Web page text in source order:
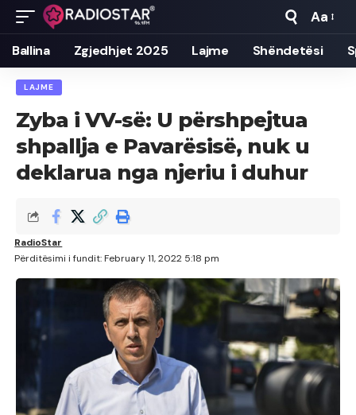
Font
Resizer
Aa
Ballina Zgjedhjet 2025 Lajme Shëndetësi
LAJME
Zyba i VV-së: U përshpejtua
shpallja e Pavarësisë, nuk u
deklarua nga njeriu i duhur
Përditësimi i fundit: February 11, 2022 5:18 pm
RadioStar